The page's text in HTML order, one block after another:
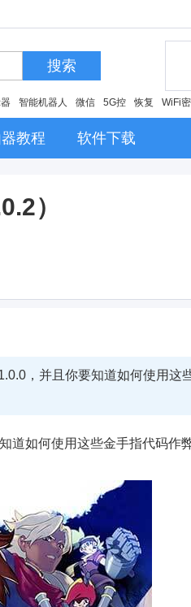
搜索
智能机器人 微信 5G控 恢复 WiFi
教程 软件下载
）
，并且你要知道如何使用这
道如何使用这些金手指代码作